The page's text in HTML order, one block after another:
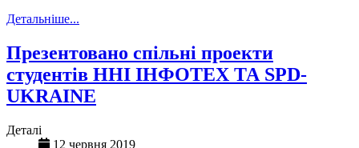
Детальніше...
Презентовано спільні проекти
студентів ННІ ІНФОТЕХ ТА SPD-
UKRAINE
Деталі
12 червня 2019